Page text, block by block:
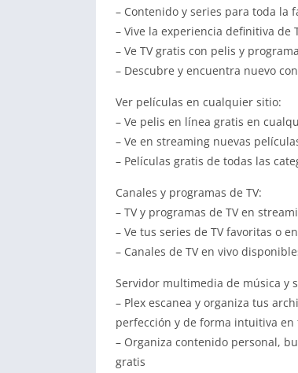
– Contenido y series para toda la
– Vive la experiencia definitiva de
– Ve TV gratis con pelis y
– Descubre y encuentra nuevo
Ver películas en cualquier sitio:
– Ve pelis en línea gratis en
– Ve en streaming nuevas
– Películas gratis de todas las
Canales y programas de TV:
– TV y programas de TV en
– Ve tus series de TV favoritas o
– Canales de TV en vivo
Servidor multimedia de música y
– Plex escanea y organiza tus
perfección y de forma intuitiva
– Organiza contenido personal,
gratis